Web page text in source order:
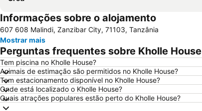
Informações sobre o alojamento
607 608 Malindi, Zanzibar City, 71103, Tanzânia
Mostrar mais
Perguntas frequentes sobre Kholle House
Tem piscina no Kholle House?
Animais de estimação são permitidos no Kholle House?
Tem estacionamento disponível no Kholle House?
Onde está localizado o Kholle House?
Quais atrações populares estão perto do Kholle House?